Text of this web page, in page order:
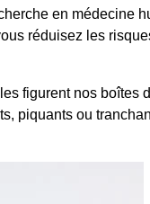
en médecine
réduisez les
figurent nos boîtes
piquants ou